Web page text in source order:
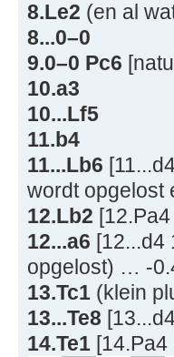
8.Le2 (en al
8...0–0
9.0–0 Pc6
10.a3
10...Lf5
11.b4
11...Lb6
wordt opgelost
12.Lb2
12...a6
opgelost) … -
13.Tc1 (klein
13...Te8
14.Te1